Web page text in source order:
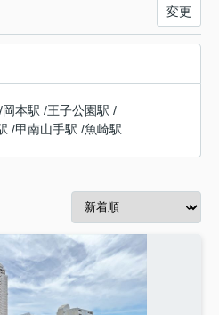
変更
/岡本駅 /王子公園駅 /
/甲南山手駅 /魚崎駅